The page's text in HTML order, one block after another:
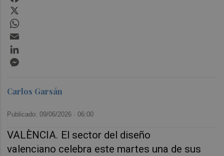
Carlos Garsán
Publicado: 09/06/2026 ·06:00
VALÈNCIA. El sector del diseño
valenciano celebra este martes una de sus